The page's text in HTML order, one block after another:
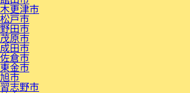
木更津市
松戸市
野田市
茂原市
成田市
佐倉市
東金市
旭市
習志野市